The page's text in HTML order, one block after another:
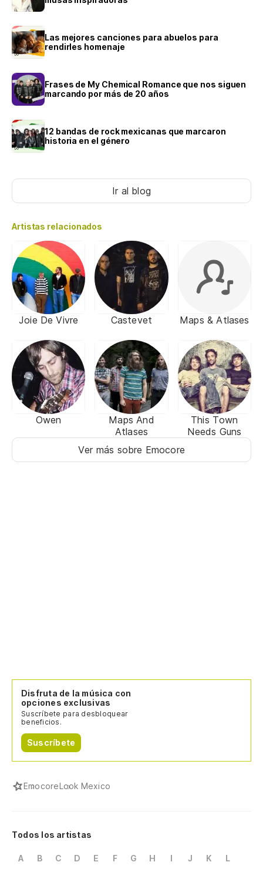
Las mejores canciones para abuelos para
rendirles homenaje
Frases de My Chemical Romance que nos siguen
marcando por más de 20 años
12 bandas de rock mexicanas que marcaron
historia en el género
Ir al blog
Artistas relacionados
Joie De Vivre Castevet Maps & Atlases
Owen
Maps And
Atlases
This Town
Needs Guns
Ver más sobre Emocore
Disfruta de la música con
opciones exclusivas
Suscríbete para desbloquear
beneficios.
Suscríbete
EmocoreLook Mexico
Todos los artistas
A B C D E F G H I J K
L